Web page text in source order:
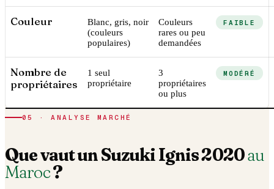
Couleur
Blanc, gris, noir
(couleurs
populaires)
Couleurs
rares ou peu
demandées
FAIBLE
Nombre de
propriétaires
1 seul
propriétaire
3
propriétaires
ou plus
MODÉRÉ
05 · ANALYSE MARCHÉ
Que vaut unSuzukiIgnis2020au
Maroc?